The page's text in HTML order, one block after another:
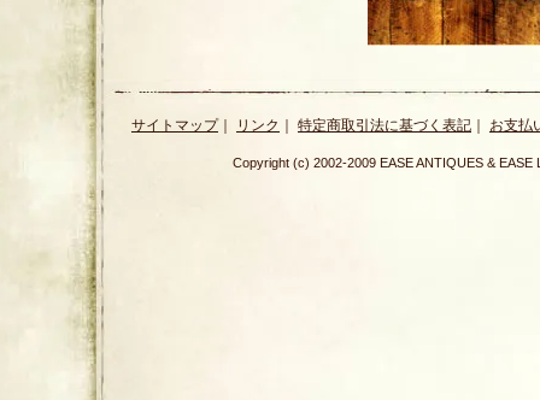
サイトマップ｜ リンク 特定商取引法に基づく表記 お支払
Copyright (c) 2002-2009 EASE ANTIQUES &